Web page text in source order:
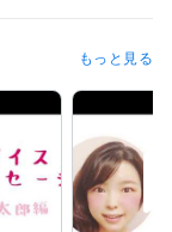
もっと見る